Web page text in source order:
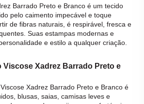
Barrado Preto e Branco é um tecido
pelo caimento impecável e toque
de fibras naturais, é respirável, fresca e
Suas estampas modernas e
e estilo a qualquer criação.
Viscose Xadrez Barrado Preto e
Xadrez Barrado Preto e Branco é
blusas, saias, camisas leves e